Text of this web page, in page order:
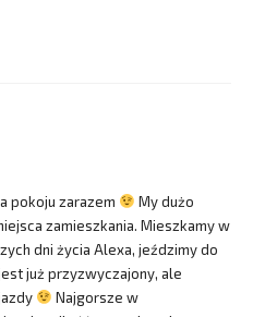
pokoju zarazem
My dużo
zamieszkania. Mieszkamy w
dni życia Alexa, jeździmy do
już przyzwyczajony, ale
Najgorsze w